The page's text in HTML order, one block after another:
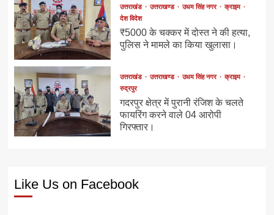
उत्तराखंड उत्तराखण्ड उधम सिंह नगर
क्राइम
देश विदेश
₹5000 के चक्कर में दोस्त ने की हत्या,
पुलिस ने मामले का किया खुलासा।
उत्तराखंड उत्तराखण्ड उधम सिंह नगर
क्राइम
रुद्रपुर
गदरपुर क्षेत्र में पुरानी रंजिश के चलते
फायरिंग करने वाले 04 आरोपी
गिरफ्तार।
Like Us on Facebook